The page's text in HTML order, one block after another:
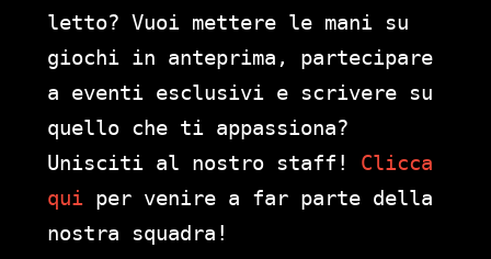
letto? Vuoi mettere le mani su
giochi in anteprima, partecipare
a eventi esclusivi e scrivere su
quello che ti appassiona?
Unisciti al nostro staff! Clicca
qui per venire a far parte della
nostra squadra!